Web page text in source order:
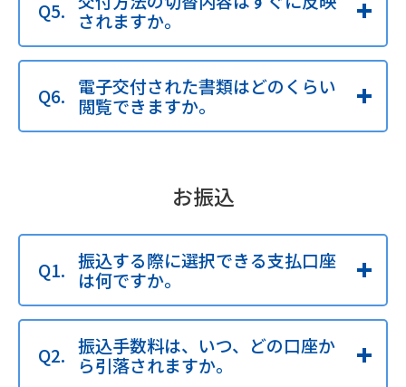
されますか。
電子交付された書類はどのくらい
閲覧できますか。
お振込
振込する際に選択できる支払口座
は何ですか。
振込手数料は、いつ、どの口座か
ら引落されますか。